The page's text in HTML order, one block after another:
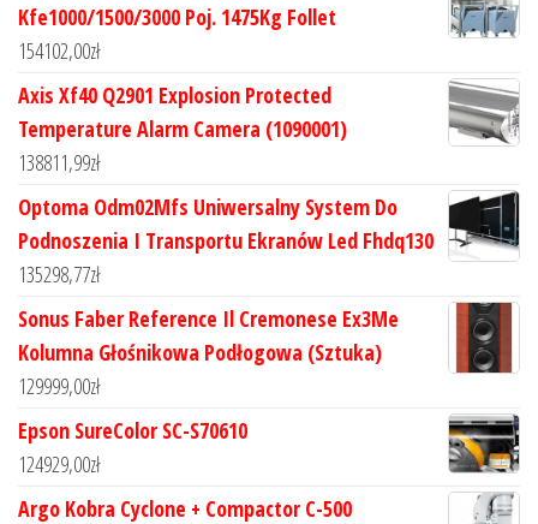
Kfe1000/1500/3000 Poj. 1475Kg Follet
154102,00zł
Axis Xf40 Q2901 Explosion Protected
Temperature Alarm Camera (1090001)
138811,99zł
Optoma Odm02Mfs Uniwersalny System Do
Podnoszenia I Transportu Ekranów Led Fhdq130
135298,77zł
Sonus Faber Reference Il Cremonese Ex3Me
Kolumna Głośnikowa Podłogowa (Sztuka)
129999,00zł
Epson SureColor SC-S70610
124929,00zł
Argo Kobra Cyclone + Compactor C-500